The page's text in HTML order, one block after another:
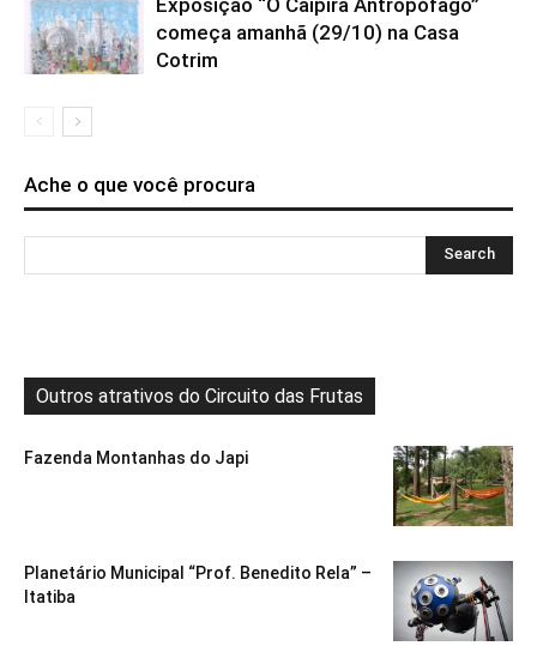
começa amanhã (29/10) na Casa
Cotrim
Ache o que você procura
Outros atrativos do Circuito das Frutas
Fazenda Montanhas do Japi
Planetário Municipal “Prof. Benedito Rela” –
Itatiba